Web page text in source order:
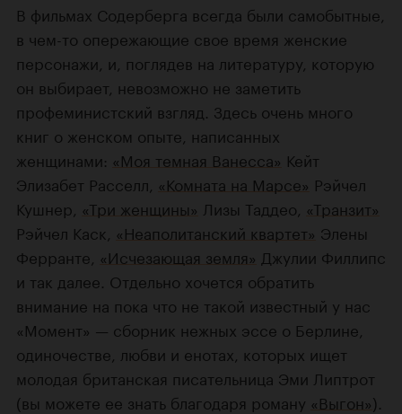
В фильмах Содерберга всегда были самобытные,
в чем-то опережающие свое время женские
персонажи, и, поглядев на литературу, которую
он выбирает, невозможно не заметить
профеминистский взгляд. Здесь очень много
книг о женском опыте, написанных
женщинами: «Моя темная Ванесса» Кейт
Элизабет Расселл, «Комната на Марсе» Рэйчел
Кушнер, «Три женщины» Лизы Таддео, «Транзит»
Рэйчел Каск, «Неаполитанский квартет» Элены
Ферранте, «Исчезающая земля» Джулии Филлипс
и так далее. Отдельно хочется обратить
внимание на пока что не такой известный у нас
«Момент» — сборник нежных эссе о Берлине,
одиночестве, любви и енотах, которых ищет
молодая британская писательница Эми Липтрот
(вы можете ее знать благодаря роману «Выгон»).